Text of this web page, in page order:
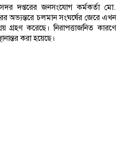
সদর দপ্তরের জনসংযোগ কর্মকর্তা মো.
অভ্যন্তরে চলমান সংঘর্ষের জেরে এখন
করেছে। নিরাপত্তাজনিত কারণে
করা হয়েছে।